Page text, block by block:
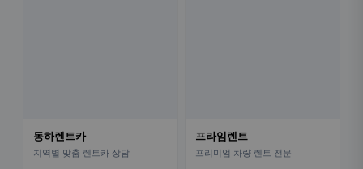
동하렌트카
지역별 맞춤 렌트카 상담
프라임렌트
프리미엄 차량 렌트 전문